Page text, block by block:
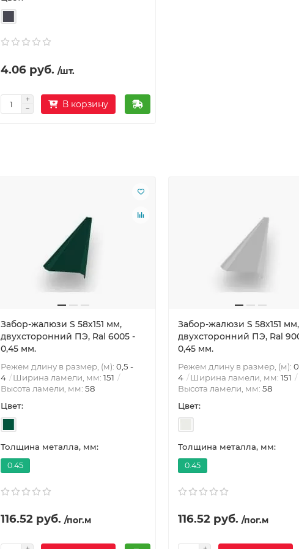
4.06 руб. /шт.
В корзину
Забор-жалюзи S 58х151 мм,
двухсторонний ПЭ, Ral 6005 -
0,45 мм.
Режем длину в размер, (м): 0,5 -
4
Ширина ламели, мм: 151
Высота ламели, мм: 58
Цвет:
Толщина металла, мм:
0.45
116.52 руб. /пог.м
Забор-жалюзи S 58х151 мм,
двухсторонний ПЭ, Ral
0,45 мм.
Режем длину в размер, (м):
4
Ширина ламели, мм: 151
Высота ламели, мм: 58
Цвет:
Толщина металла, мм:
0.45
116.52 руб. /пог.м